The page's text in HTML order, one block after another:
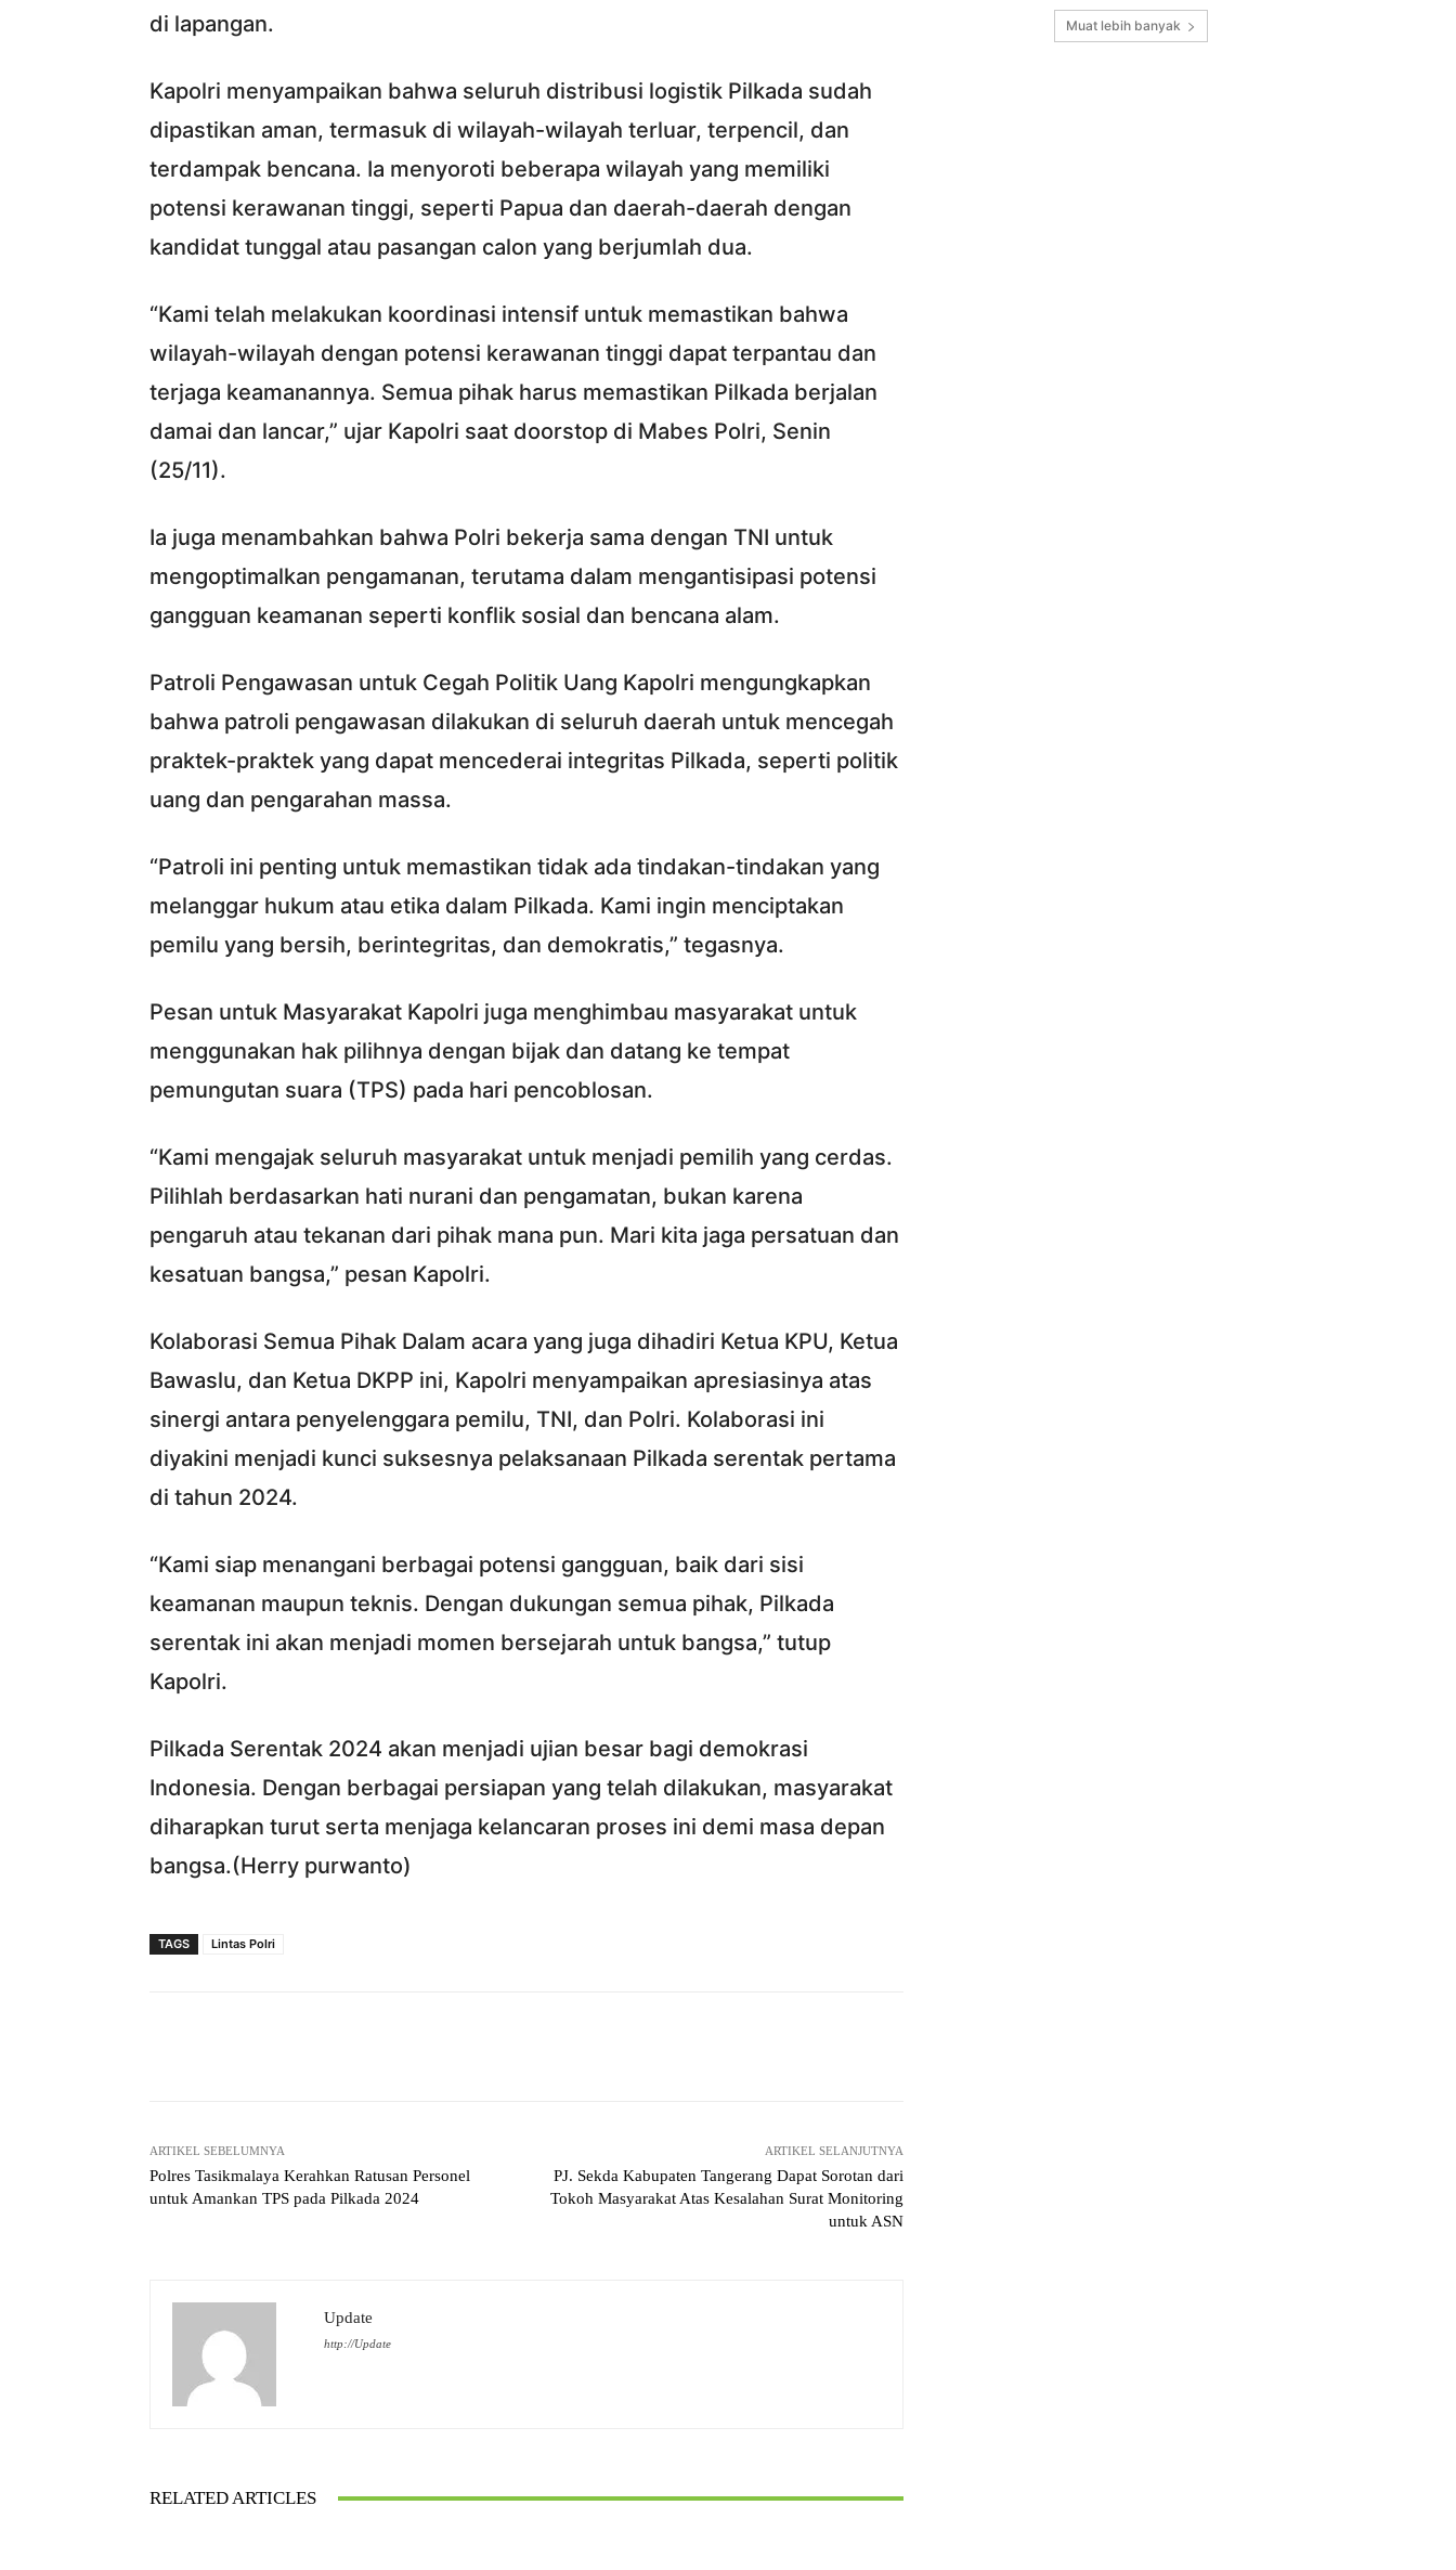
di lapangan.
Kapolri menyampaikan bahwa seluruh distribusi logistik Pilkada sudah
dipastikan aman, termasuk di wilayah-wilayah terluar, terpencil, dan
terdampak bencana. Ia menyoroti beberapa wilayah yang memiliki
potensi kerawanan tinggi, seperti Papua dan daerah-daerah dengan
kandidat tunggal atau pasangan calon yang berjumlah dua.
“Kami telah melakukan koordinasi intensif untuk memastikan bahwa
wilayah-wilayah dengan potensi kerawanan tinggi dapat terpantau dan
terjaga keamanannya. Semua pihak harus memastikan Pilkada berjalan
damai dan lancar,” ujar Kapolri saat doorstop di Mabes Polri, Senin
(25/11).
Ia juga menambahkan bahwa Polri bekerja sama dengan TNI untuk
mengoptimalkan pengamanan, terutama dalam mengantisipasi potensi
gangguan keamanan seperti konflik sosial dan bencana alam.
Patroli Pengawasan untuk Cegah Politik Uang Kapolri mengungkapkan
bahwa patroli pengawasan dilakukan di seluruh daerah untuk mencegah
praktek-praktek yang dapat mencederai integritas Pilkada, seperti politik
uang dan pengarahan massa.
“Patroli ini penting untuk memastikan tidak ada tindakan-tindakan yang
melanggar hukum atau etika dalam Pilkada. Kami ingin menciptakan
pemilu yang bersih, berintegritas, dan demokratis,” tegasnya.
Pesan untuk Masyarakat Kapolri juga menghimbau masyarakat untuk
menggunakan hak pilihnya dengan bijak dan datang ke tempat
pemungutan suara (TPS) pada hari pencoblosan.
“Kami mengajak seluruh masyarakat untuk menjadi pemilih yang cerdas.
Pilihlah berdasarkan hati nurani dan pengamatan, bukan karena
pengaruh atau tekanan dari pihak mana pun. Mari kita jaga persatuan dan
kesatuan bangsa,” pesan Kapolri.
Kolaborasi Semua Pihak Dalam acara yang juga dihadiri Ketua KPU, Ketua
Bawaslu, dan Ketua DKPP ini, Kapolri menyampaikan apresiasinya atas
sinergi antara penyelenggara pemilu, TNI, dan Polri. Kolaborasi ini
diyakini menjadi kunci suksesnya pelaksanaan Pilkada serentak pertama
di tahun 2024.
“Kami siap menangani berbagai potensi gangguan, baik dari sisi
keamanan maupun teknis. Dengan dukungan semua pihak, Pilkada
serentak ini akan menjadi momen bersejarah untuk bangsa,” tutup
Kapolri.
Pilkada Serentak 2024 akan menjadi ujian besar bagi demokrasi
Indonesia. Dengan berbagai persiapan yang telah dilakukan, masyarakat
diharapkan turut serta menjaga kelancaran proses ini demi masa depan
bangsa.(Herry purwanto)
TAGS Lintas Polri
ARTIKEL SEBELUMNYA
Polres Tasikmalaya Kerahkan Ratusan Personel
untuk Amankan TPS pada Pilkada 2024
ARTIKEL SELANJUTNYA
PJ. Sekda Kabupaten Tangerang Dapat Sorotan dari
Tokoh Masyarakat Atas Kesalahan Surat Monitoring
untuk ASN
Update
http://Update
RELATED ARTICLES
Muat lebih banyak